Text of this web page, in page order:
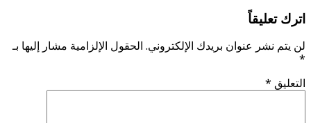
اترك تعليقاً
لن يتم نشر عنوان بريدك الإلكتروني. الحقول الإلزامية مشار إليها بـ
*
التعليق *